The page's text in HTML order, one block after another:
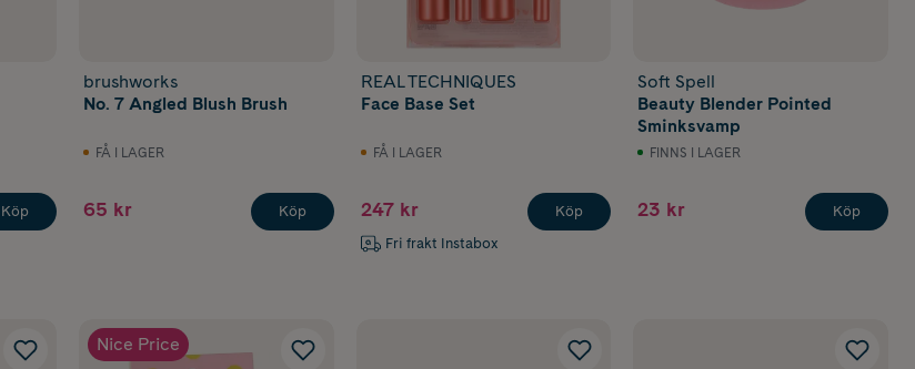
Köp
brushworks
No. 7 Angled Blush Brush
FÅ I LAGER
65 kr Köp
REAL TECHNIQUES
Face Base Set
FÅ I LAGER
247 kr
Fri frakt Instabox
Köp
Soft Spell
Beauty Blender Pointed
Sminksvamp
FINNS I LAGER
23 kr Köp
Nice Price